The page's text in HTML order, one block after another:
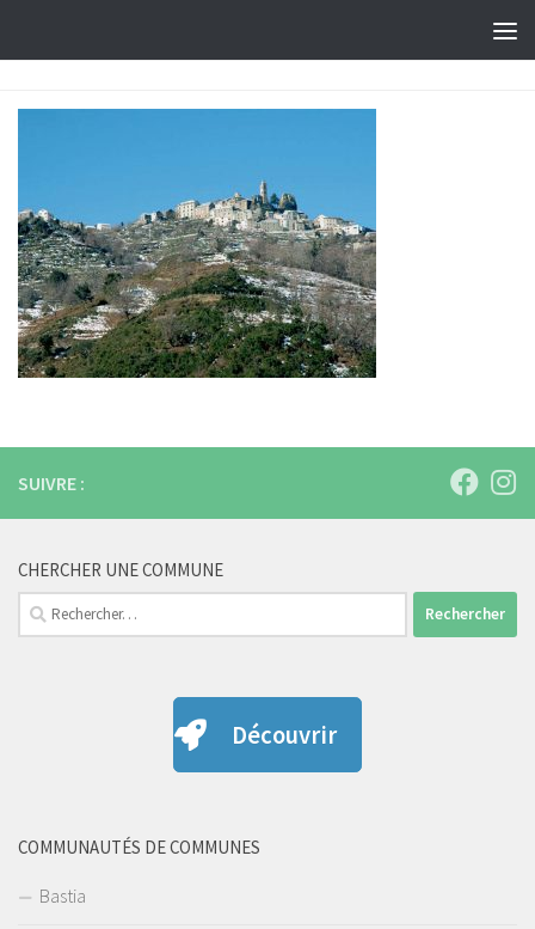
SUIVRE :
CHERCHER UNE COMMUNE
Rechercher :
Découvrir
COMMUNAUTÉS DE COMMUNES
Bastia